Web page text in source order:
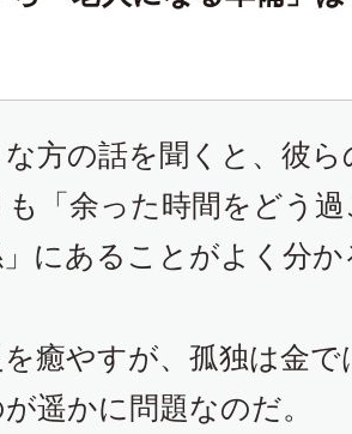
方の話を聞くと、彼
「余った時間をどう
」にあることがよく分
癒やすが、孤独は金
遥かに問題なのだ。